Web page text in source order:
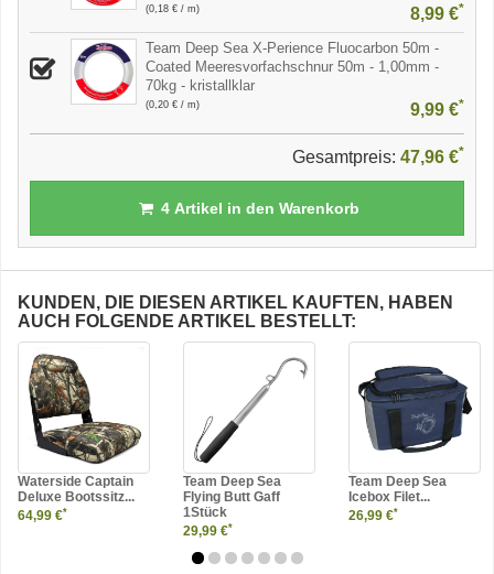
(0,18 € / m) 8,99 €*
Team Deep Sea X-Perience Fluocarbon 50m -
Coated Meeresvorfachschnur 50m - 1,00mm -
70kg - kristallklar
(0,20 € / m) 9,99 €*
Gesamtpreis: 47,96 €*
4Artikel in den Warenkorb
KUNDEN, DIE DIESEN ARTIKEL KAUFTEN, HABEN
AUCH FOLGENDE ARTIKEL BESTELLT:
Waterside Captain
Deluxe Bootssitz...
64,99 €*
Team Deep Sea
Flying Butt Gaff
1Stück
29,99 €*
Team Deep Sea
Icebox Filet...
26,99 €*